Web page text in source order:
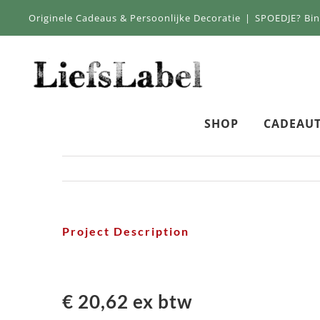
Originele Cadeaus & Persoonlijke Decoratie | SPOEDJE?
SHOP
Project Description
€ 20,62 ex btw